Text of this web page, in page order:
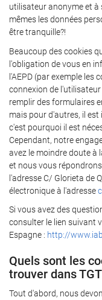
utilisateur anonyme et à
mêmes les données
être tranquille?!
Beaucoup des cookies
l'obligation de vous en
l'AEPD (par exemple les
connexion de
remplir des formulaires
mais pour d'autres, il
c'est pourquoi il est
Cependant, notre
avez le moindre doute à
et nous vous
l'adresse C/ Glorieta de
électronique à l'adresse
Si vous avez des
consulter le lien suivant
Espagne : http://
Quels sont les
trouver dans
Tout d'abord, nous